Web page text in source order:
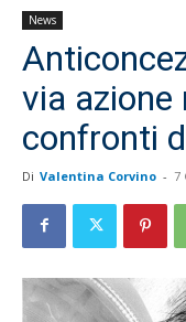
News
via azione
confronti
Di Valentina Corvino - 7